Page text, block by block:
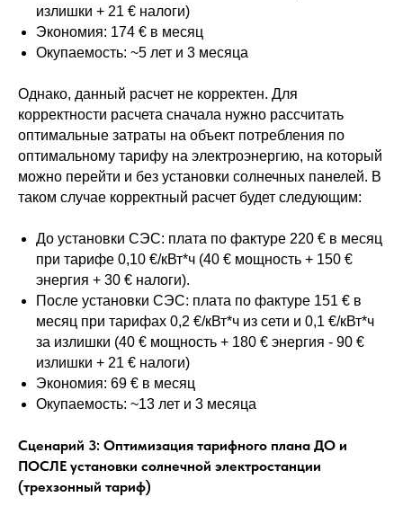
излишки + 21 € налоги)
Экономия: 174 € в месяц
Окупаемость: ~5 лет и 3 месяца
Однако, данный расчет не корректен. Для
корректности расчета сначала нужно рассчитать
оптимальные затраты на объект потребления по
оптимальному тарифу на электроэнергию, на который
можно перейти и без установки солнечных панелей. В
таком случае корректный расчет будет следующим:
До установки СЭС: плата по фактуре 220 € в месяц
при тарифе 0,10 €/кВт*ч (40 € мощность + 150 €
энергия + 30 € налоги).
После установки СЭС: плата по фактуре 151 € в
месяц при тарифах 0,2 €/кВт*ч из сети и 0,1 €/кВт*ч
за излишки (40 € мощность + 180 € энергия - 90 €
излишки + 21 € налоги)
Экономия: 69 € в месяц
Окупаемость: ~13 лет и 3 месяца
Сценарий 3: Оптимизация тарифного плана ДО и
ПОСЛЕ установки солнечной электростанции
(трехзонный тариф)